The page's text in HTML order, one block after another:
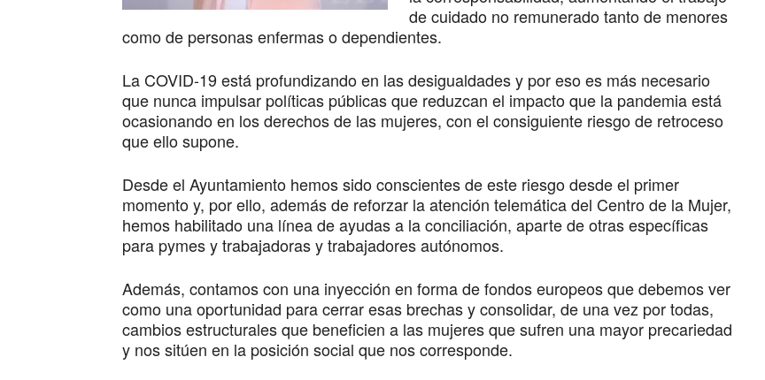
de cuidado no remunerado tanto de menores
como de personas enfermas o dependientes.
La COVID-19 está profundizando en las desigualdades y por eso es más necesario
que nunca impulsar políticas públicas que reduzcan el impacto que la pandemia está
ocasionando en los derechos de las mujeres, con el consiguiente riesgo de retroceso
que ello supone.
Desde el Ayuntamiento hemos sido conscientes de este riesgo desde el primer
momento y, por ello, además de reforzar la atención telemática del Centro de la Mujer,
hemos habilitado una línea de ayudas a la conciliación, aparte de otras específicas
para pymes y trabajadoras y trabajadores autónomos.
Además, contamos con una inyección en forma de fondos europeos que debemos ver
como una oportunidad para cerrar esas brechas y consolidar, de una vez por todas,
cambios estructurales que beneficien a las mujeres que sufren una mayor precariedad
y nos sitúen en la posición social que nos corresponde.